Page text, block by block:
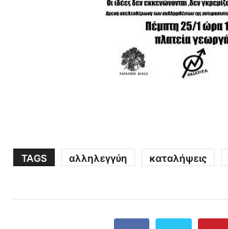
TAGS αλληλεγγύη καταλήψεις